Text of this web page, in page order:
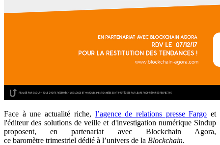
Face à une actualité riche, l’agence de relations presse Fargo et
l'éditeur des solutions de veille et d'investigation numérique Sindup
proposent, en partenariat avec Blockchain Agora,
ce baromètre trimestriel dédié à l’univers de la Blockchain.